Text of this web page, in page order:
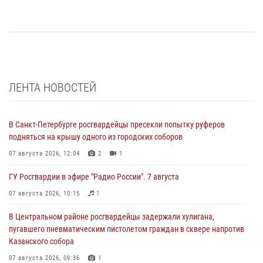
ЛЕНТА НОВОСТЕЙ
В Санкт-Петербурге росгвардейцы пресекли попытку руферов
подняться на крышу одного из городских соборов
07 августа 2026, 12:04 2 1
ГУ Росгвардии в эфире "Радио России". 7 августа
07 августа 2026, 10:15 1
В Центральном районе росгвардейцы задержали хулигана,
пугавшего пневматическим пистолетом граждан в сквере напротив
Казанского собора
07 августа 2026, 09:36 1